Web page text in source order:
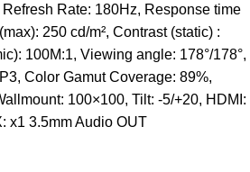
Rate: 180Hz, Response time
250 cd/m², Contrast (static) :
100M:1, Viewing angle: 178°/178°,
Color Gamut Coverage: 89%,
100×100, Tilt: -5/+20, HDMI:
x1 3.5mm Audio OUT